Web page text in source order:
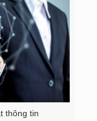
thông tin